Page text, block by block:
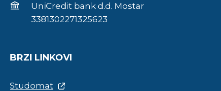
UniCredit bank d.d. Mostar
3381302271325623
BRZI LINKOVI
Studomat